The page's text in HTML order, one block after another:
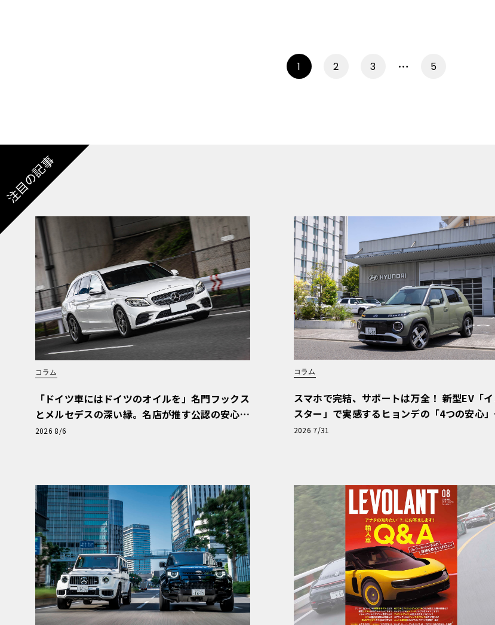
1 2 3 … 5
注目の記事
コラム
「ドイツ車にはドイツのオイルを」名門フックス
とメルセデスの深い縁。名店が推す公認の安心
と、Cクラスで味わうシルキーな走り〈PR〉
2026 8/6
コラム
スマホで完結、サポートは万全！ 新型EV「
スター」で実感するヒョンデの「4つの安心」
【第1回・ヒョンデ6つの疑問：Why? Hyunda
2026 7/31